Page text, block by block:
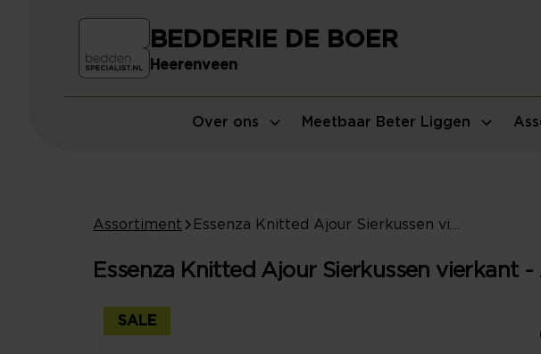
Over ons Meetbaar Beter Liggen
BEDDERIE DE BOER
Heerenveen
Assortiment
Essenza Knitted Ajour Sierkussen vierkant
SALE